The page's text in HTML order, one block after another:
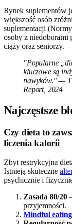
Rynek suplementów
większość osób
suplementacji
osoby z
ciąży oraz seniorzy.
"Popularne
kluczowe są
nawyków." —
Report, 2024
Najczęstsze
Czy dieta to
liczenia kalorii
Zbyt restrykcyjna
Istnieją skuteczne
psychicznie i
Zasada 80/20
przyjemności.
Mindful eating